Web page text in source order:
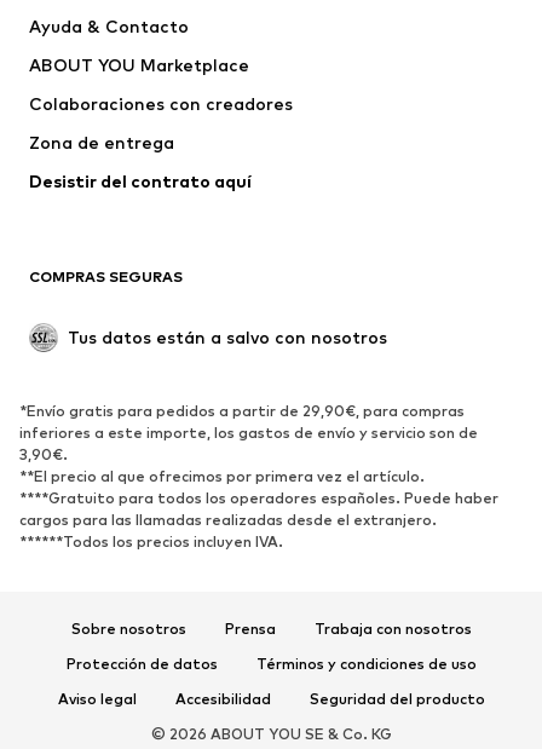
Pantalones
Ropa interior
Jerséis y cárdigans
Trajes y chaquetas
Ropa de baño
Nuevo
Tendencia
Zapatos bajos
Zapatos deportivos
Zapatos abiertos
DEPORTE
Ropa deportiva
Disciplinas deportivas
Complementos deportivos
COMPLEMENTOS
Ayuda & Contacto
ABOUT YOU Marketplace
Colaboraciones con creadores
Zona de entrega
Desistir del contrato aquí
COMPRAS SEGURAS
Tus datos están a salvo con nosotros
*Envío gratis para pedidos a partir de 29,90€, para compras
inferiores a este importe, los gastos de envío y servicio son de
3,90€.
**El precio al que ofrecimos por primera vez el artículo.
****Gratuito para todos los operadores españoles. Puede haber
cargos para las llamadas realizadas desde el extranjero.
******Todos los precios incluyen IVA.
Sobre nosotros Prensa
Trabaja con nosotros
Protección de datos
Términos y condiciones de uso
Aviso legal
Accesibilidad
Seguridad del producto
© 2026 ABOUT YOU SE & Co. KG